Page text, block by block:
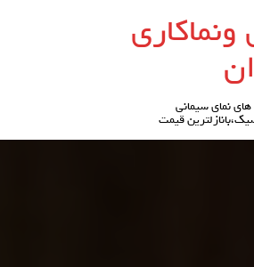
ونماکاری
نمای سیمانی
قیمت